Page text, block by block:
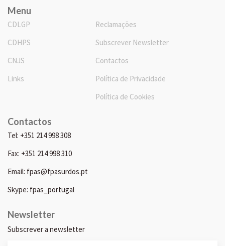
Menu
CDLGP
CDHPS
CNJS
Links
Reclamações
Subscrever Newsletter
Contactos
Política de Privacidade
Política de Cookies
Contactos
Tel: +351 214 998 308
Fax: +351 214 998 310
Email: fpas@fpasurdos.pt
Skype: fpas_portugal
Newsletter
Subscrever a newsletter